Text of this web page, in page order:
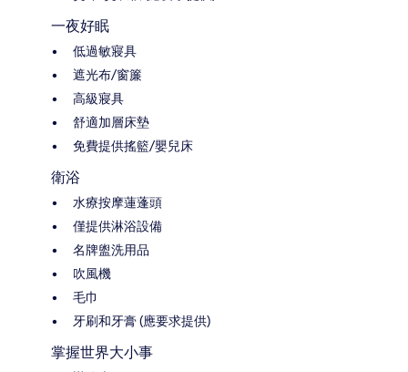
一夜好眠
低過敏寢具
遮光布/窗簾
高級寢具
舒適加層床墊
免費提供搖籃/嬰兒床
衛浴
水療按摩蓮蓬頭
僅提供淋浴設備
名牌盥洗用品
吹風機
毛巾
牙刷和牙膏 (應要求提供)
掌握世界大小事